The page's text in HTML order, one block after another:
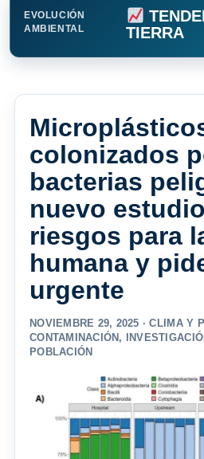
EVOLUCIÓN
AMBIENTAL
TIERRA
colonizados
bacterias
nuevo
riesgos para
humana y
urgente
NOVIEMBRE 29, 2025 ·CLIMA Y
CONTAMINACIÓN ,
POBLACIÓN